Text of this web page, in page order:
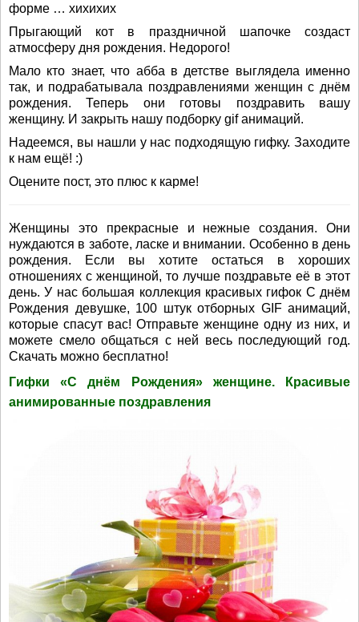
форме … хихихих
Прыгающий кот в праздничной шапочке создаст
атмосферу дня рождения. Недорого!
Мало кто знает, что абба в детстве выглядела именно
так, и подрабатывала поздравлениями женщин с днём
рождения. Теперь они готовы поздравить вашу
женщину. И закрыть нашу подборку gif анимаций.
Надеемся, вы нашли у нас подходящую гифку. Заходите
к нам ещё! :)
Оцените пост, это плюс к карме!
Женщины это прекрасные и нежные создания. Они
нуждаются в заботе, ласке и внимании. Особенно в день
рождения. Если вы хотите остаться в хороших
отношениях с женщиной, то лучше поздравьте её в этот
день. У нас большая коллекция красивых гифок С днём
Рождения девушке, 100 штук отборных GIF анимаций,
которые спасут вас! Отправьте женщине одну из них, и
можете смело общаться с ней весь последующий год.
Скачать можно бесплатно!
Гифки «С днём Рождения» женщине. Красивые
анимированные поздравления